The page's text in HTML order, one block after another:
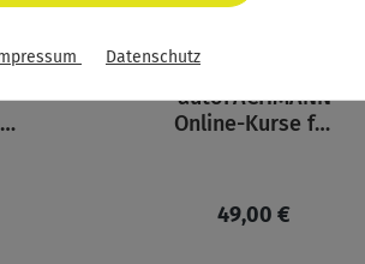
autoFACHMANN
Online-Kurse für
Regulärer Preis:
49,00 €
Datenschutz